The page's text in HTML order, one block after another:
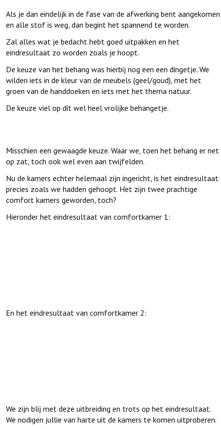
Als je dan eindelijk in de fase van de afwerking bent aangekomen
en alle stof is weg, dan begint het spannend te worden.
Zal alles wat je bedacht hebt goed uitpakken en het
eindresultaat zo worden zoals je hoopt.
De keuze van het behang was hierbij nog een een dingetje. We
wilden iets in de kleur van de meubels (geel/goud), met het
groen van de handdoeken en iets met het thema natuur.
De keuze viel op dit wel heel vrolijke behangetje.
Misschien een gewaagde keuze. Waar we, toen het behang er net
op zat, toch ook wel even aan twijfelden.
Nu de kamers echter helemaal zijn ingericht, is het eindresultaat
precies zoals we hadden gehoopt. Het zijn twee prachtige
comfort kamers geworden, toch?
Hieronder het eindresultaat van comfortkamer 1:
En het eindresultaat van comfortkamer 2:
We zijn blij met deze uitbreiding en trots op het eindresultaat.
We nodigen jullie van harte uit de kamers te komen uitproberen.